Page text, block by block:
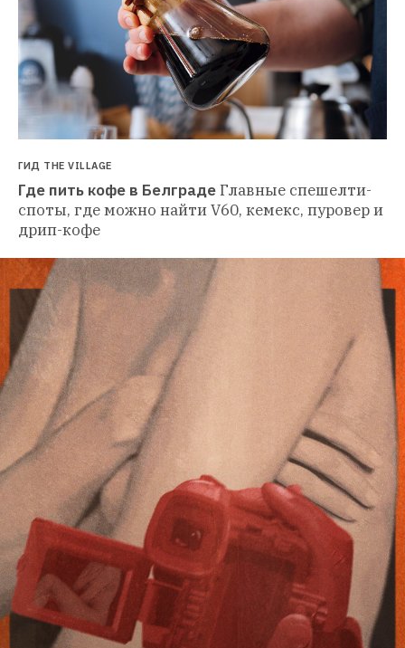
ГИД THE VILLAGE
Где пить кофе в БелградеГлавные спешелти-
споты, где можно найти V60, кемекс, пуровер и
дрип-кофе